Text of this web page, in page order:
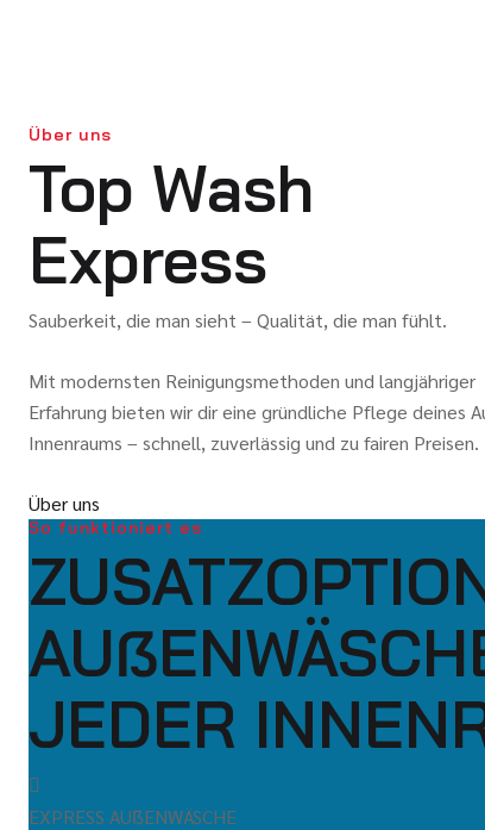
Über uns
Top Wash
Express
Sauberkeit, die man sieht – Qualität, die man fühlt.
Mit modernsten Reinigungsmethoden und langjähriger
Erfahrung bieten wir dir eine gründliche Pflege deines
Innenraums – schnell, zuverlässig und zu fairen Preisen.
Über uns
So funktioniert es
JEDER
EXPRESS AUẞENWÄSCHE